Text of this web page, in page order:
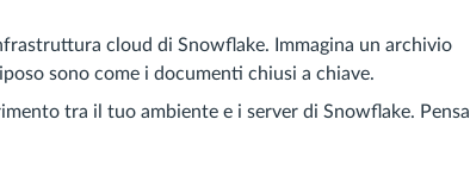
cloud di Snowflake. Immagina un archivio
sono come i documenti chiusi a chiave.
tra il tuo ambiente e i server di Snowflake. Pensa